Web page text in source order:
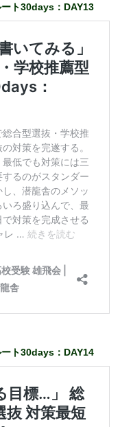
ト30days：DAY13
ト30days：DAY14